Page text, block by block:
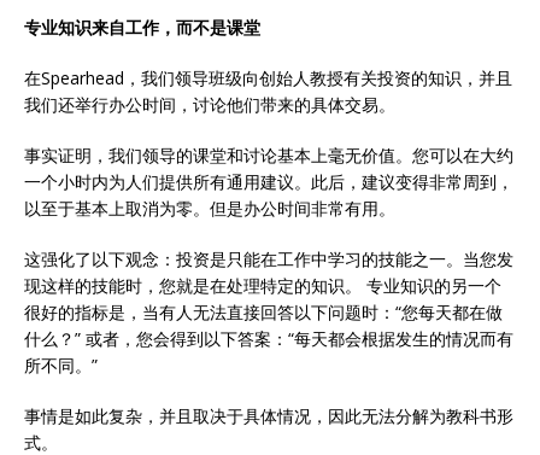
专业知识来自工作，而不是课堂
在Spearhead，我们领导班级向创始人教授有关投资的知识，并且
我们还举行办公时间，讨论他们带来的具体交易。
事实证明，我们领导的课堂和讨论基本上毫无价值。您可以在大约
一个小时内为人们提供所有通用建议。此后，建议变得非常周到，
以至于基本上取消为零。但是办公时间非常有用。
这强化了以下观念：投资是只能在工作中学习的技能之一。当您发
现这样的技能时，您就是在处理特定的知识。 专业知识的另一个
很好的指标是，当有人无法直接回答以下问题时：“您每天都在做
什么？” 或者，您会得到以下答案：“每天都会根据发生的情况而有
所不同。”
事情是如此复杂，并且取决于具体情况，因此无法分解为教科书形
式。